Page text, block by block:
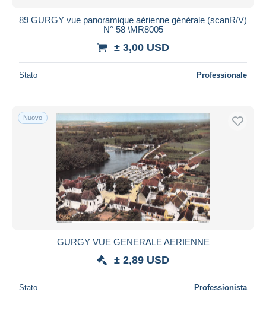
89 GURGY vue panoramique aérienne générale (scanR/V)
N° 58 \MR8005
± 3,00 USD
Stato Professionale
Nuovo
GURGY VUE GENERALE AERIENNE
± 2,89 USD
Stato Professionista